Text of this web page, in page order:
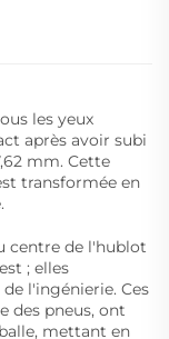
les yeux
après avoir subi
mm. Cette
transformée en
centre de l'hublot
; elles
l'ingénierie. Ces
des pneus, ont
mettant en